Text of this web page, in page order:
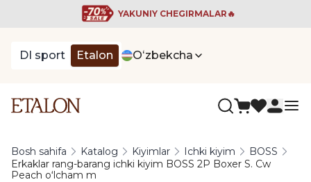
YAKUNIY CHEGIRMALAR🔥
DI sport Etalon Oʻzbekcha
Bosh sahifa Katalog Kiyimlar Ichki kiyim
BOSS
Erkaklar rang-barang ichki kiyim BOSS 2P Boxer S. Cw
Peach oʻlcham m